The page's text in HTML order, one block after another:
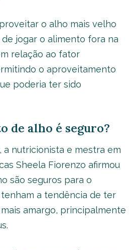
o alho mais velho
jogar o alimento fora na
relação ao fator
o aproveitamento
poderia ter sido
de alho é seguro?
a nutricionista e mestra em
Sheela Fiorenzo afirmou
são seguros para o
a tendência de ter
amargo, principalmente